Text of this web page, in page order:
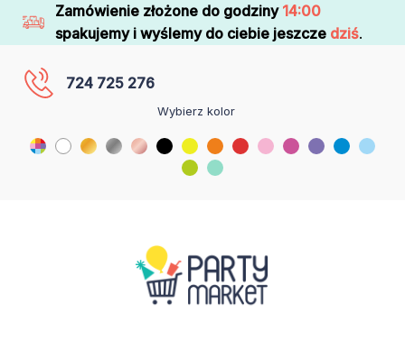
Zamówienie złożone do godziny 14:00
spakujemy i wyślemy do ciebie jeszcze dziś.
724 725 276
Wybierz kolor